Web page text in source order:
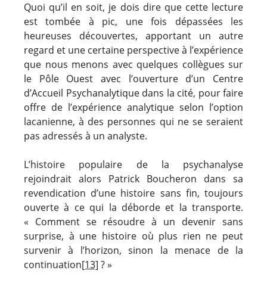
Quoi qu’il en soit, je dois dire que cette lecture
est tombée à pic, une fois dépassées les
heureuses découvertes, apportant un autre
regard et une certaine perspective à l’expérience
que nous menons avec quelques collègues sur
le Pôle Ouest avec l’ouverture d’un Centre
d’Accueil Psychanalytique dans la cité, pour faire
offre de l’expérience analytique selon l’option
lacanienne, à des personnes qui ne se seraient
pas adressés à un analyste.
L’histoire populaire de la psychanalyse
rejoindrait alors Patrick Boucheron dans sa
revendication d’une histoire sans fin, toujours
ouverte à ce qui la déborde et la transporte.
« Comment se résoudre à un devenir sans
surprise, à une histoire où plus rien ne peut
survenir à l’horizon, sinon la menace de la
continuation[13] ? »